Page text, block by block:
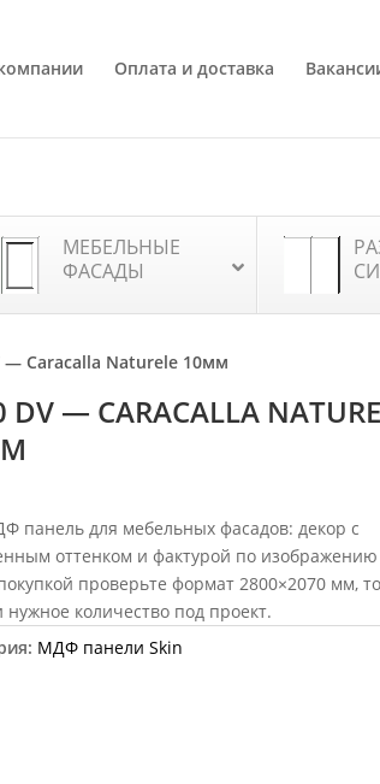
Оплата и доставка
МЕБЕЛЬНЫЕ
ФАСАДЫ
— Caracalla Naturele 10мм
DV — CARACALLA
панель для мебельных фасадов: декор с
оттенком и фактурой по
проверьте формат 2800×2070 мм,
нужное количество под проект.
МДФ панели Skin